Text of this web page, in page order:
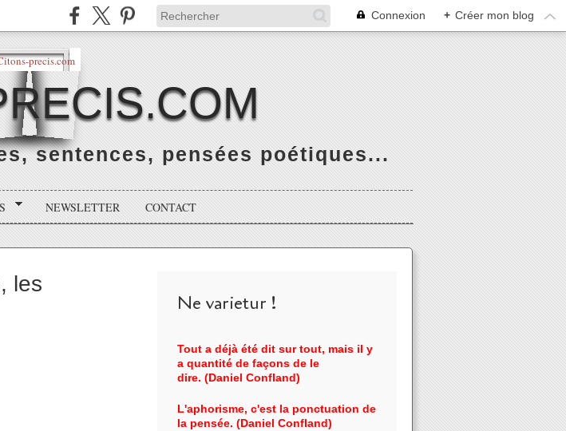
Connexion + Créer mon blog
sentences, pensées poétiques...
NEWSLETTER CONTACT
les
Ne varietur !
Tout a déjà été dit sur tout, mais il y
a quantité de façons de le
dire. (Daniel Confland)
L'aphorisme, c'est la ponctuation de
la pensée. (Daniel Confland)